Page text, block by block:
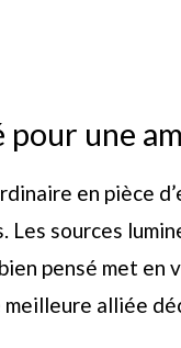
pour une
en pièce
sources
pensé met en
alliée